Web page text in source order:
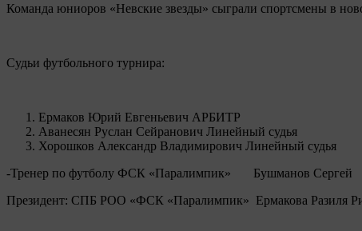
Команда юниоров «Невские звезды» сыграли спортсмены в
Судьи футбольного турнира:
Ермаков Юрий Евгеньевич АРБИТР
Аванесян Руслан Сейранович Линейный судья
Хорошков Александр Владимирович Линейный судья
-Тренер по футболу ФСК «Паралимпик» Бушманов Сергей
Президент: СПБ РОО «ФСК «Паралимпик» Ермакова Разиля